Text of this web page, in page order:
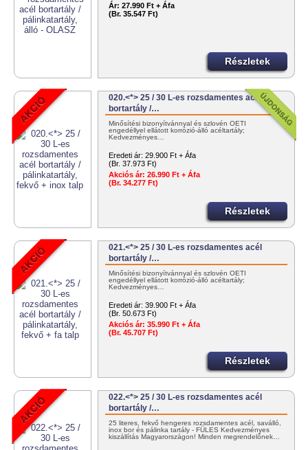
Ár: 27.990 Ft + Áfa
(Br. 35.547 Ft)
Részletek
020.<*> 25 / 30 L-es rozsdamentes acél
bortartály /…
Minősítési bizonyítvánnyal és szlovén OÉTI
engedéllyel ellátott korrózió-álló acéltartály;
Kedvezményes…
Eredeti ár: 29.900 Ft + Áfa
(Br. 37.973 Ft)
Akciós ár: 26.990 Ft + Áfa
(Br. 34.277 Ft)
Részletek
021.<*> 25 / 30 L-es rozsdamentes acél
bortartály /…
Minősítési bizonyítvánnyal és szlovén OÉTI
engedéllyel ellátott korrózió-álló acéltartály;
Kedvezményes…
Eredeti ár: 39.900 Ft + Áfa
(Br. 50.673 Ft)
Akciós ár: 35.990 Ft + Áfa
(Br. 45.707 Ft)
Részletek
022.<*> 25 / 30 L-es rozsdamentes acél
bortartály /…
25 literes, fekvő hengeres rozsdamentes acél, saválló,
inox bor és pálinka tartály - FÜLES Kedvezményes
kiszállítás Magyarországon! Minden megrendelőnek…